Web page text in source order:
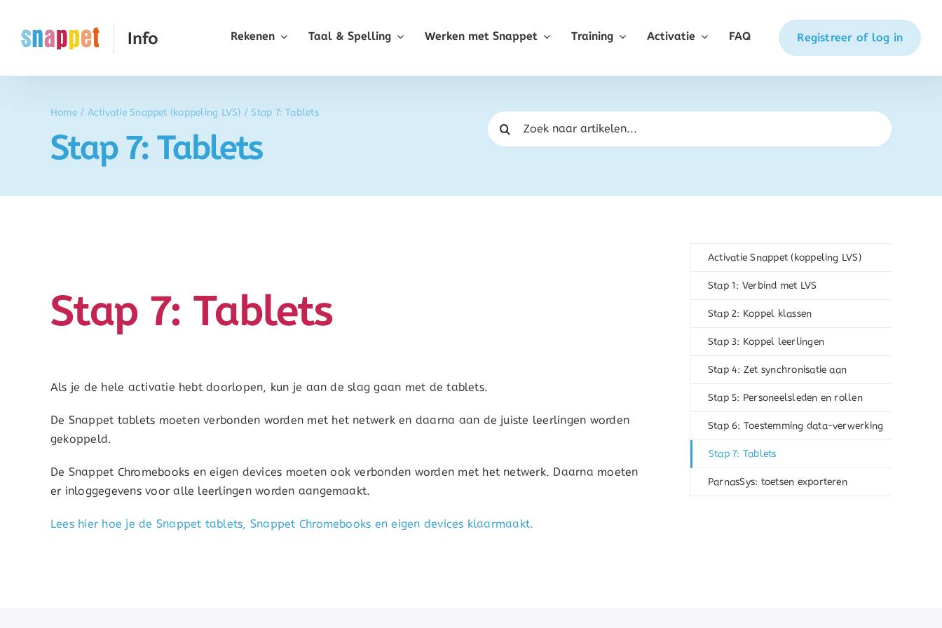
naar
inhoud
Rekenen Taal & Spelling Werken met Snappet Training Activatie FAQ Registreer of log in
Home/ Activatie Snappet (koppeling LVS) /Stap 7: Tablets
Stap 7: Tablets
Zoeken
naar:
Stap 7: Tablets
Als je de hele activatie hebt doorlopen, kun je aan de slag gaan met de tablets.
De Snappet tablets moeten verbonden worden met het netwerk en daarna aan de juiste leerlingen worden
gekoppeld.
De Snappet Chromebooks en eigen devices moeten ook verbonden worden met het netwerk. Daarna moeten
er inloggegevens voor alle leerlingen worden aangemaakt.
Lees hier hoe je de Snappet tablets, Snappet Chromebooks en eigen devices klaarmaakt.
Activatie Snappet (koppeling LVS)
Stap 1: Verbind met LVS
Stap 2: Koppel klassen
Stap 3: Koppel leerlingen
Stap 4: Zet synchronisatie aan
Stap 5: Personeelsleden en rollen
Stap 6: Toestemming data-verwerking
Stap 7: Tablets
ParnasSys: toetsen exporteren